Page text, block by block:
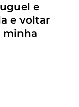
e
e voltar
minha